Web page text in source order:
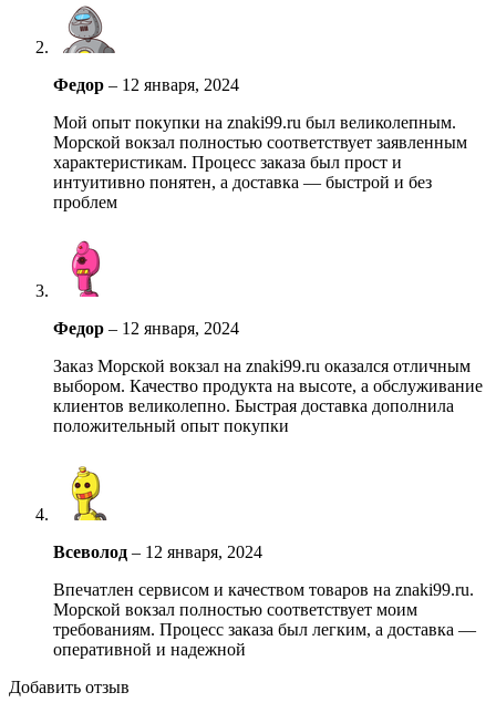
Федор – 12 января, 2024
Мой опыт покупки на znaki99.ru был великолепным.
Морской вокзал полностью соответствует заявленным
характеристикам. Процесс заказа был прост и
интуитивно понятен, а доставка — быстрой и без
проблем
Федор – 12 января, 2024
Заказ Морской вокзал на znaki99.ru оказался отличным
выбором. Качество продукта на высоте, а обслуживание
клиентов великолепно. Быстрая доставка дополнила
положительный опыт покупки
Всеволод – 12 января, 2024
Впечатлен сервисом и качеством товаров на znaki99.ru.
Морской вокзал полностью соответствует моим
требованиям. Процесс заказа был легким, а доставка —
оперативной и надежной
Добавить отзыв